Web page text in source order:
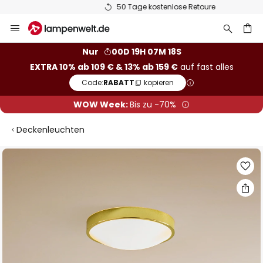
50 Tage kostenlose Retoure
Inhalt
Nur
00D 19H 07M 17S
EXTRA 10% ab 109 € & 13% ab 159 €auf fast alles
Code:RABATT kopieren
WOW Week:Bis zu -70%
Deckenleuchten
Zum